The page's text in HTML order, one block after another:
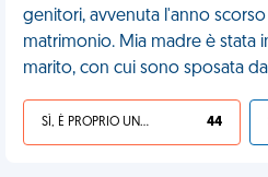
genitori, avvenuta l'anno
matrimonio. Mia madre è stata
marito, con cui sono sposata da
SÌ, È PROPRIO UNA VDM! 44